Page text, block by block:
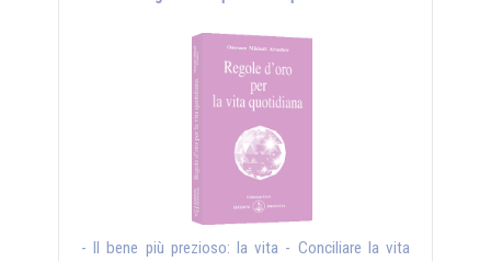
- Il bene più prezioso: la vita - Conciliare la vita